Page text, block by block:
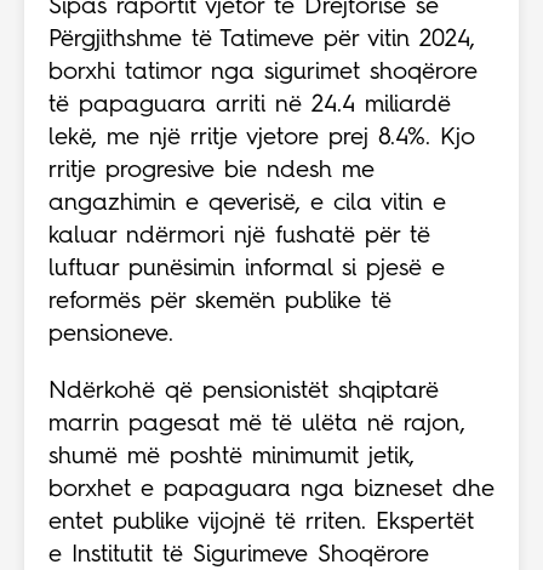
Sipas raportit vjetor të Drejtorisë së
Përgjithshme të Tatimeve për vitin 2024,
borxhi tatimor nga sigurimet shoqërore
të papaguara arriti në 24.4 miliardë
lekë, me një rritje vjetore prej 8.4%. Kjo
rritje progresive bie ndesh me
angazhimin e qeverisë, e cila vitin e
kaluar ndërmori një fushatë për të
luftuar punësimin informal si pjesë e
reformës për skemën publike të
pensioneve.
Ndërkohë që pensionistët shqiptarë
marrin pagesat më të ulëta në rajon,
shumë më poshtë minimumit jetik,
borxhet e papaguara nga bizneset dhe
entet publike vijojnë të rriten. Ekspertët
e Institutit të Sigurimeve Shoqërore